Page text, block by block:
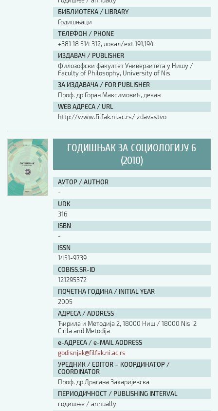
БИБЛИОТЕКА / LIBRARY
Годишњаци
ТЕЛЕФОН / PHONE
+381 18 514 312, локал/ext 191,194
ИЗДАВАЧ / PUBLISHER
Филозофски факултет Универзитета у Нишу /
Faculty of Philosophy, University of Nis
ЗА ИЗДАВАЧА / FOR PUBLISHER
Проф. др Горан Максимовић, декан
WEB АДРЕСА / URL
http://www.filfak.ni.ac.rs/izdavastvo
ГОДИШЊАК ЗА СОЦИОЛОГИЈУ 6
(2010)
АУТОР / AUTHOR
-
UDK
316
ISBN
-
ISSN
1451-9739
COBISS.SR-ID
121295372
ПОЧЕТНА ГОДИНА / INITIAL YEAR
2005
АДРЕСА / ADDRESS
Ћирила и Методија 2, 18000 Ниш / 18000 Nis, 2
Cirila and Metodija
е-АДРЕСА / e-MAIL ADDRESS
godisnjak@filfak.ni.ac.rs
УРЕДНИК / EDITOR – КООРДИНАТОР /
COORDINATOR
Проф. др Драгана Захаријевска
ПЕРИОДИЧНОСТ / PUBLISHING INTERVAL
годишње / annually